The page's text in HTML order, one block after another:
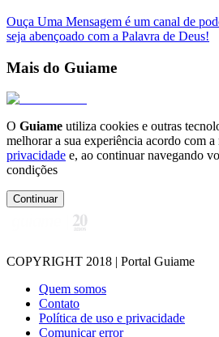
Ouça Uma Mensagem é um canal de
seja abençoado com a Palavra de Deus!
Mais do Guiame
O Guiame utiliza cookies e outras
melhorar a sua experiência acordo com a
privacidade e, ao continuar navegando
condições
Continuar
COPYRIGHT 2018 | Portal Guiame
Quem somos
Contato
Política de uso e privacidade
Comunicar error